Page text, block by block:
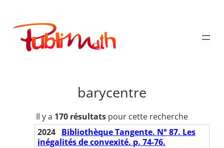
contenu
Publimath
barycentre
Il y a 170 résultats pour cette recherche
2024 Bibliothèque Tangente. N° 87. Les
inégalités de convexité. p. 74-76.